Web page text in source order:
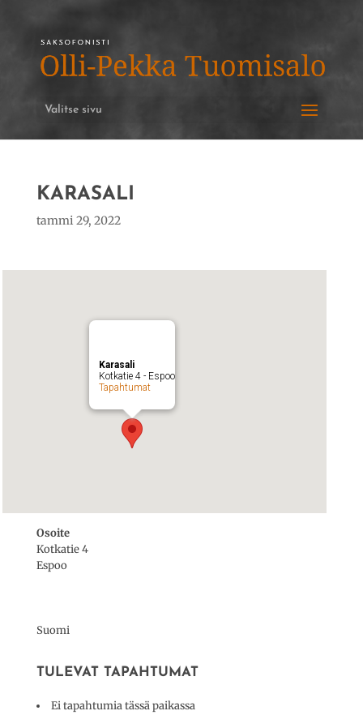
Valitse sivu
KARASALI
tammi 29, 2022
Karasali
Kotkatie 4 - Espoo
Tapahtumat
Osoite
Kotkatie 4
Espoo
Suomi
TULEVAT TAPAHTUMAT
Ei tapahtumia tässä paikassa